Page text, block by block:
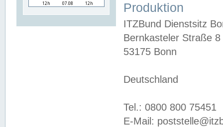
Produktion
ITZBund Dienstsitz
Bernkasteler Straße 8
53175 Bonn
Deutschland
Tel.: 0800 800 75451
E-Mail: